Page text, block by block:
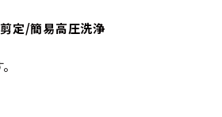
定/簡易高圧洗浄